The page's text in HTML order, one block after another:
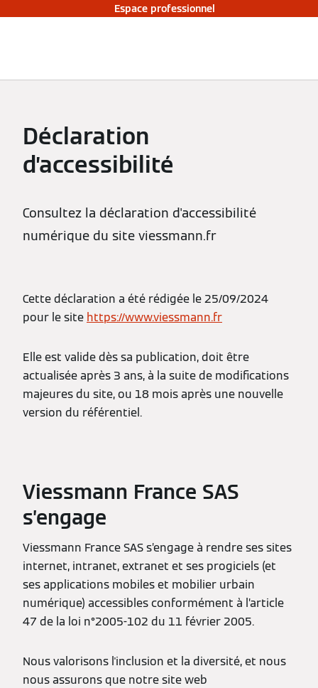
Espace professionnel
Déclaration
d’accessibilité
Consultez la déclaration d'accessibilité
numérique du site viessmann.fr
Cette déclaration a été rédigée le 25/09/2024
pour le site https://www.viessmann.fr
Elle est valide dès sa publication, doit être
actualisée après 3 ans, à la suite de modifications
majeures du site, ou 18 mois après une nouvelle
version du référentiel.
Viessmann France SAS
s’engage
Viessmann France SAS s’engage à rendre ses sites
internet, intranet, extranet et ses progiciels (et
ses applications mobiles et mobilier urbain
numérique) accessibles conformément à l’article
47 de la loi n°2005-102 du 11 février 2005.
Nous valorisons l'inclusion et la diversité, et nous
nous assurons que notre site web